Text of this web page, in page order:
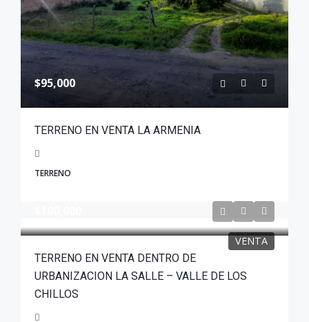
$95,000
TERRENO EN VENTA LA ARMENIA
TERRENO
VENTA
TERRENO EN VENTA DENTRO DE
URBANIZACION LA SALLE – VALLE DE LOS
CHILLOS